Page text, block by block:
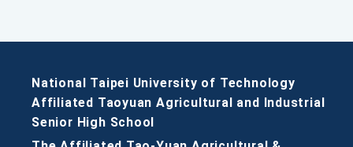
National Taipei University of Technology
Affiliated Taoyuan Agricultural and Industrial
Senior High School